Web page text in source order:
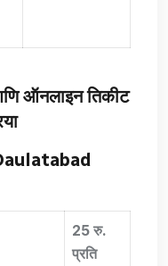
ऑनलाइन तिकीट
25 रु.
प्रति